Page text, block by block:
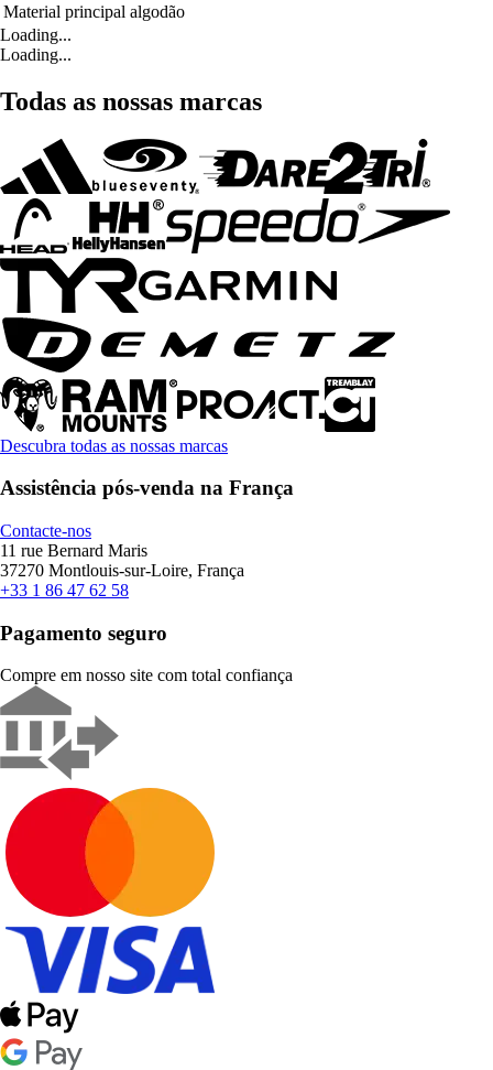
Material principal algodão
Loading...
Loading...
Todas as nossas marcas
Descubra todas as nossas marcas
Assistência pós-venda na França
Contacte-nos
11 rue Bernard Maris
37270 Montlouis-sur-Loire, França
+33 1 86 47 62 58
Pagamento seguro
Compre em nosso site com total confiança